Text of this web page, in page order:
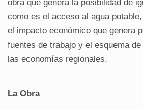
obra que genera la posibilidad de
como es el acceso al agua
el impacto económico que genera
fuentes de trabajo y el esquema
las economías regionales.
La Obra